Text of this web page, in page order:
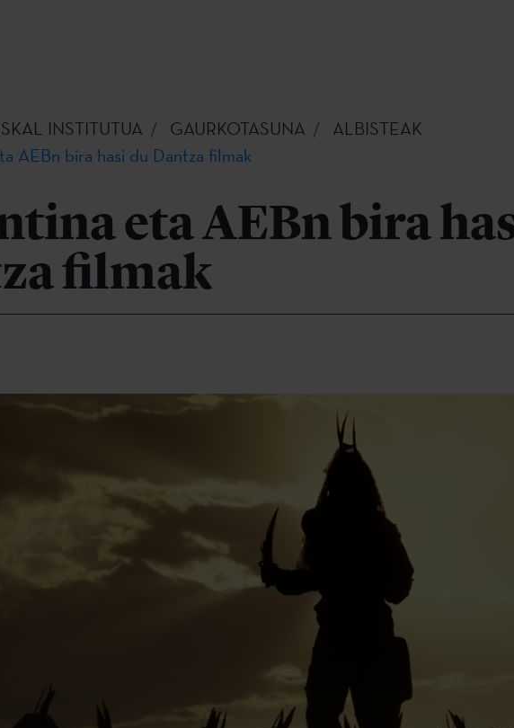
INSTITUTUA GAURKOTASUNA
ALBISTEAK
AEBn bira hasi du Dantza filmak
eta AEBn bira
filmak